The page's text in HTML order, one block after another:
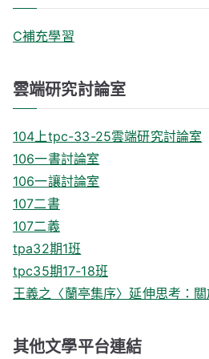
C補充學習
雲端研究討論室
104上tpc-33-25雲端研究討論室
106一書討論室
106一讓討論室
107二書
107二義
tpa32期1班
tpc35期17-18班
王義之〈蘭亭集序〉延伸思考：
其他文學平台連結